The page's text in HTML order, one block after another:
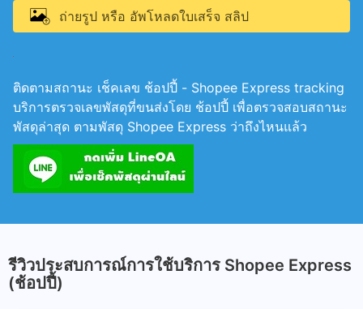
ถ่ายรูป หรือ อัพโหลดใบเสร็จ สลิป
ติดตามสถานะ เช็คเลข ช้อปปี้ - Shopee Express tracking
บริการตรวจเลขพัสดุที่ขนส่งโดย ช้อปปี้ เพื่อตรวจ​สอบสถานะ
พัสดุล่าสุด ตามพัสดุ Shopee Express ว่าถึงไหนแล้ว
รีวิวประสบการณ์การใช้บริการ Shopee Express
(ช้อปปี้)